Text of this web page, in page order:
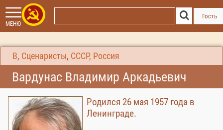
МЕНЮ
Гость
В, Сценаристы, СССР, Россия
Вардунас Владимир Аркадьевич
Родился 26 мая 1957 года в
Ленинграде.